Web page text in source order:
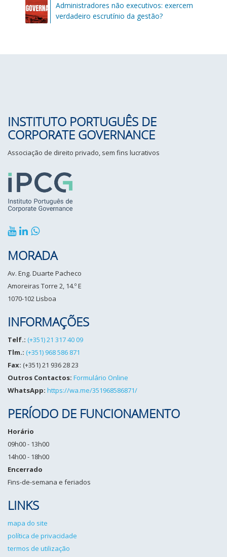
Administradores não executivos: exercem
verdadeiro escrutínio da gestão?
INSTITUTO PORTUGUÊS DE
CORPORATE GOVERNANCE
Associação de direito privado, sem fins lucrativos
MORADA
Av. Eng. Duarte Pacheco
Amoreiras Torre 2, 14.º E
1070-102 Lisboa
INFORMAÇÕES
Telf.: (+351) 21 317 40 09
Tlm.: (+351) 968 586 871
Fax: (+351) 21 936 28 23
Outros Contactos: Formulário Online
WhatsApp: https://wa.me/351968586871/
PERÍODO DE FUNCIONAMENTO
Horário
09h00 - 13h00
14h00 - 18h00
Encerrado
Fins-de-semana e feriados
LINKS
mapa do site
política de privacidade
termos de utilização